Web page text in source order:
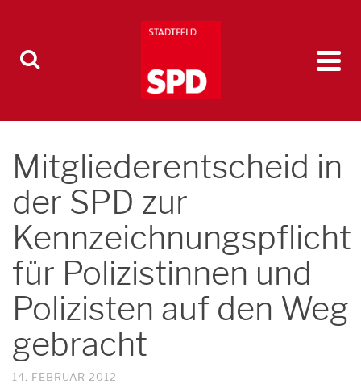
Mitgliederentscheid in
der SPD zur
Kennzeichnungspflicht
für Polizistinnen und
Polizisten auf den Weg
gebracht
14. FEBRUAR 2012